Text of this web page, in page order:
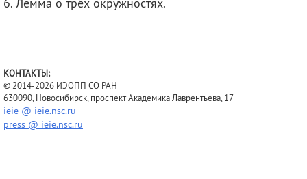
КОНТАКТЫ:
© 2014-2026 ИЭОПП СО РАН
630090, Новосибирск, проспект Академика Лаврентьева, 17
ieie @ ieie.nsc.ru
press @ ieie.nsc.ru